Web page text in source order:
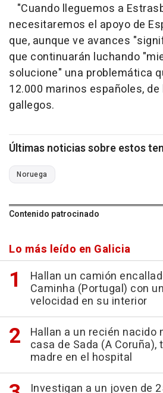
"Cuando lleguemos a
necesitaremos el apoyo de
que, aunque ve avances
que continuarán luchando
solucione" una problemática
12.000 marinos españoles,
gallegos.
Últimas noticias sobre estos
Noruega
Contenido patrocinado
Lo más leído en Galicia
Hallan un camión
Caminha (Portugal) con
velocidad en su interior
Hallan a un recién nacido
casa de Sada (A
madre en el hospital
Investigan a un joven de